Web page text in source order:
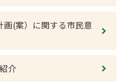
画(案）に関する市民意
介